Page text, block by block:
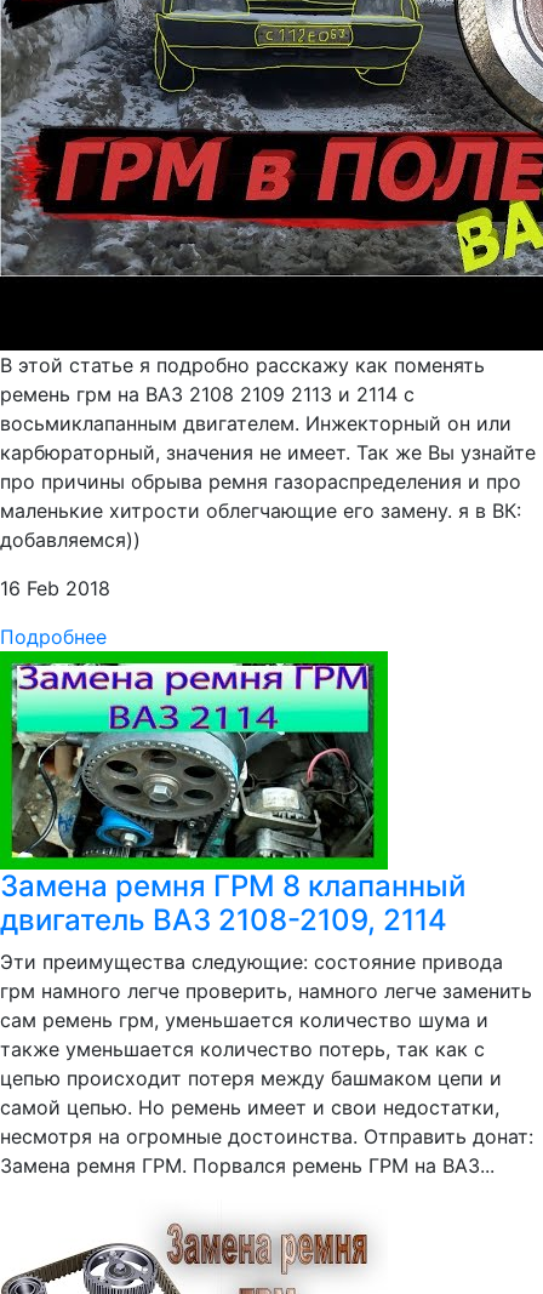
В этой статье я подробно расскажу как поменять
ремень грм на ВАЗ 2108 2109 2113 и 2114 с
восьмиклапанным двигателем. Инжекторный он или
карбюраторный, значения не имеет. Так же Вы узнайте
про причины обрыва ремня газораспределения и про
маленькие хитрости облегчающие его замену. я в ВК:
добавляемся))
16 Feb 2018
Подробнее
Замена ремня ГРМ 8 клапанный
двигатель ВАЗ 2108-2109, 2114
Эти преимущества следующие: состояние привода
грм намного легче проверить, намного легче заменить
сам ремень грм, уменьшается количество шума и
также уменьшается количество потерь, так как с
цепью происходит потеря между башмаком цепи и
самой цепью. Но ремень имеет и свои недостатки,
несмотря на огромные достоинства. Отправить донат:
Замена ремня ГРМ. Порвался ремень ГРМ на ВАЗ...